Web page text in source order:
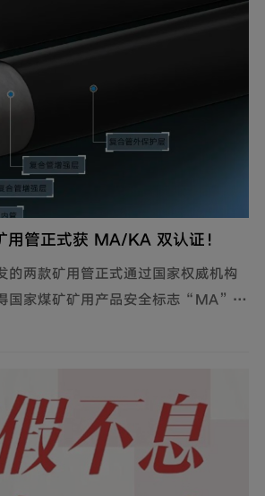
管正式获 MA/KA 双认证！
的两款矿用管正式通过国家权威机构
国家煤矿矿用产品安全标志“MA”及
证加持，产品全面覆盖煤矿与非煤矿